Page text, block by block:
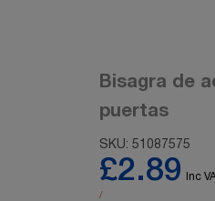
Bisagra de
puertas
SKU: 51087575
£2.89 Inc
/